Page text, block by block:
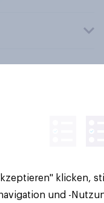
vorbehalten.
klicken,
und -